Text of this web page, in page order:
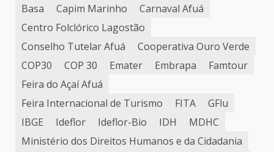
Basa
Capim Marinho
Carnaval Afuá
Centro Folclórico Lagostão
Conselho Tutelar Afuá
Cooperativa Ouro Verde
COP30
COP 30 Emater Embrapa
Famtour
Feira do Açaí Afuá
Feira Internacional de Turismo
FITA
GFlu
IBGE
Ideflor Ideflor-Bio IDH
MDHC
Ministério dos Direitos Humanos e da Cidadania